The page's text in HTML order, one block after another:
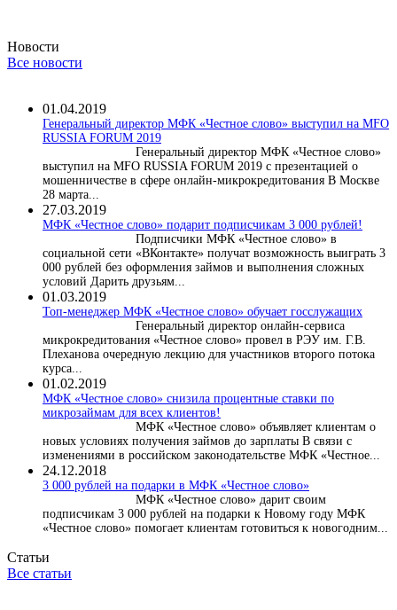
Новости
Все новости
01.04.2019
Генеральный директор МФК «Честное слово» выступил на MFO
RUSSIA FORUM 2019
Генеральный директор МФК «Честное слово»
выступил на MFO RUSSIA FORUM 2019 с презентацией о
мошенничестве в сфере онлайн-микрокредитования В Москве
28 марта...
27.03.2019
МФК «Честное слово» подарит подписчикам 3 000 рублей!
Подписчики МФК «Честное слово» в
социальной сети «ВКонтакте» получат возможность выиграть 3
000 рублей без оформления займов и выполнения сложных
условий Дарить друзьям...
01.03.2019
Топ-менеджер МФК «Честное слово» обучает госслужащих
Генеральный директор онлайн-сервиса
микрокредитования «Честное слово» провел в РЭУ им. Г.В.
Плеханова очередную лекцию для участников второго потока
курса...
01.02.2019
МФК «Честное слово» снизила процентные ставки по
микрозаймам для всех клиентов!
МФК «Честное слово» объявляет клиентам о
новых условиях получения займов до зарплаты В связи с
изменениями в российском законодательстве МФК «Честное...
24.12.2018
3 000 рублей на подарки в МФК «Честное слово»
МФК «Честное слово» дарит своим
подписчикам 3 000 рублей на подарки к Новому году МФК
«Честное слово» помогает клиентам готовиться к новогодним...
Статьи
Все статьи